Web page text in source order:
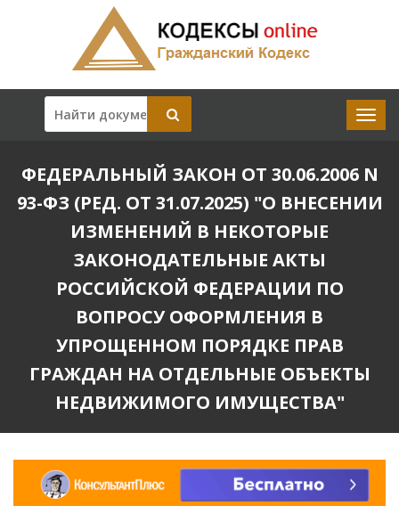
ФЕДЕРАЛЬНЫЙ ЗАКОН ОТ 30.06.2006 N
93-ФЗ (РЕД. ОТ 31.07.2025) "О ВНЕСЕНИИ
ИЗМЕНЕНИЙ В НЕКОТОРЫЕ
ЗАКОНОДАТЕЛЬНЫЕ АКТЫ
РОССИЙСКОЙ ФЕДЕРАЦИИ ПО
ВОПРОСУ ОФОРМЛЕНИЯ В
УПРОЩЕННОМ ПОРЯДКЕ ПРАВ
ГРАЖДАН НА ОТДЕЛЬНЫЕ ОБЪЕКТЫ
НЕДВИЖИМОГО ИМУЩЕСТВА"